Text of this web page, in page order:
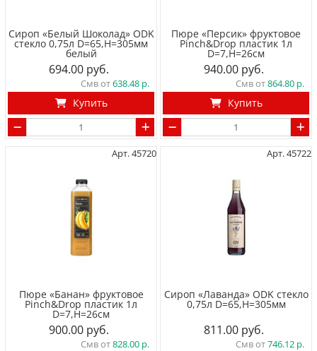
Сироп «Белый Шоколад» ODK
стекло 0,75л D=65,H=305мм
белый
694.00
Смв от638.48
Купить
Пюре «Персик» фруктовое
Pinch&Drop пластик 1л
D=7,H=26см
940.00
Смв от864.80
Купить
Арт. 45720
Пюре «Банан» фруктовое
Pinch&Drop пластик 1л
D=7,H=26см
900.00
Смв от828.00
Арт. 45722
Сироп «Лаванда» ODK стекло
0,75л D=65,H=305мм
811.00
Смв от746.12